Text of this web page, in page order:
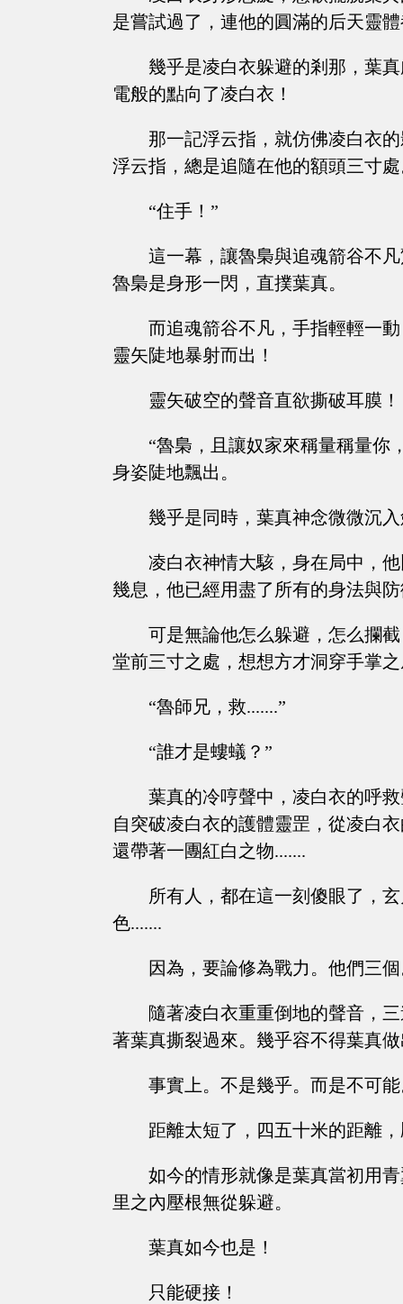
是嘗試過了，連他的圓滿的后天靈
幾乎是凌白衣躲避的剎那，葉
電般的點向了凌白衣！
那一記浮云指，就仿佛凌白衣
浮云指，總是追隨在他的額頭三寸
“住手！”
這一幕，讓魯梟與追魂箭谷不
魯梟是身形一閃，直撲葉真。
而追魂箭谷不凡，手指輕輕一
靈矢陡地暴射而出！
靈矢破空的聲音直欲撕破耳膜！
“魯梟，且讓奴家來稱量稱量你
身姿陡地飄出。
幾乎是同時，葉真神念微微沉
凌白衣神情大駭，身在局中，
幾息，他已經用盡了所有的身法與
可是無論他怎么躲避，怎么攔
堂前三寸之處，想想方才洞穿手掌
“魯師兄，救.......”
“誰才是螻蟻？”
葉真的冷哼聲中，凌白衣的呼
自突破凌白衣的護體靈罡，從凌白
還帶著一團紅白之物.......
所有人，都在這一刻傻眼了，
色.......
因為，要論修為戰力。他們三
隨著凌白衣重重倒地的聲音，
著葉真撕裂過來。幾乎容不得葉真
事實上。不是幾乎。而是不可
距離太短了，四五十米的距離
如今的情形就像是葉真當初用
里之內壓根無從躲避。
葉真如今也是！
只能硬接！